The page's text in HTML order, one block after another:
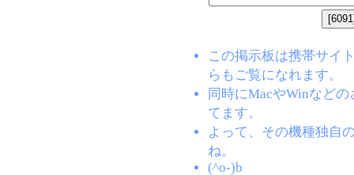
この掲示板は携帯サイ
らもご覧になれます。
同時にMacやWinなど
てます。
よって、その機種独自
ね。
(^o-)b